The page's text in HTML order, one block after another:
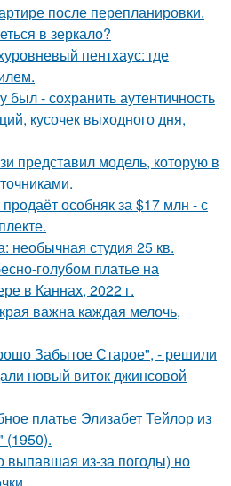
после перепланировки.
в зеркало?
пентхаус: где
был - сохранить аутентичность
кусочек выходного дня,
представил модель, которую в
особняк за $17 млн - с
необычная студия 25 кв.
голубом платье на
в Каннах, 2022 г.
важна каждая мелочь,
Забытое Старое", - решили
новый виток джинсовой
платье Элизабет Тейлор из
выпавшая из-за погоды) но